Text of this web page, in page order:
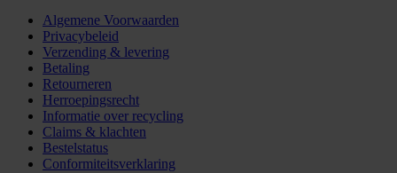
Algemene Voorwaarden
Privacybeleid
Verzending & levering
Betaling
Retourneren
Herroepingsrecht
Informatie over recycling
Claims & klachten
Bestelstatus
Conformiteitsverklaring